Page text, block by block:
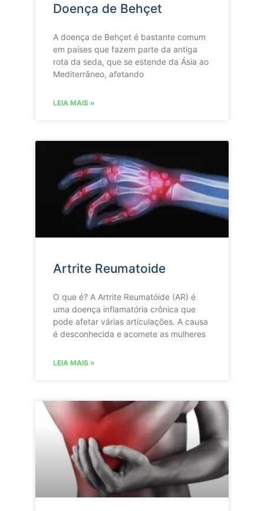
Doença de Behçet
A doença de Behçet é bastante comum
em países que fazem parte da antiga
rota da seda, que se estende da Ásia ao
Mediterrâneo, afetando
LEIA MAIS »
Artrite Reumatoide
O que é? A Artrite Reumatóide (AR) é
uma doença inflamatória crônica que
pode afetar várias articulações. A causa
é desconhecida e acomete as mulheres
LEIA MAIS »